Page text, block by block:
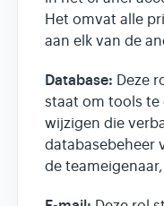
Het omvat alle
aan elk van de
Database: Deze
staat om tools te
wijzigen die
databasebeheer
de